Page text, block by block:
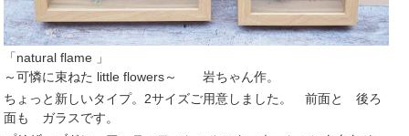
「natural flame 」
～可憐に束ねた little flowers～ 岩ちゃん作。
ちょっと新しいタイプ。2サイズご用意しました。 前面と 後ろ
面も ガラスです。